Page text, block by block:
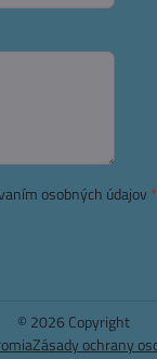
osobných údajov *
© 2026 Copyright
Zásady ochrany